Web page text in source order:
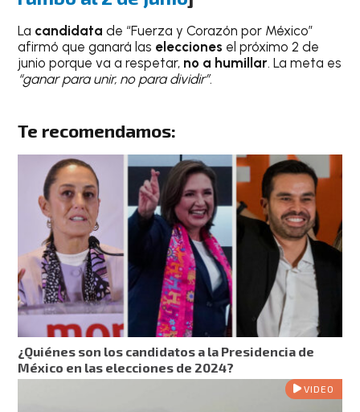
La candidatade “Fuerza y Corazón por México”
afirmó que ganará las elecciones el próximo 2 de
junio porque va a respetar, no a humillar. La meta es
“ganar para unir, no para dividir”.
Te recomendamos:
¿Quiénes son los candidatos a la Presidencia de
México en las elecciones de 2024?
VIDEO